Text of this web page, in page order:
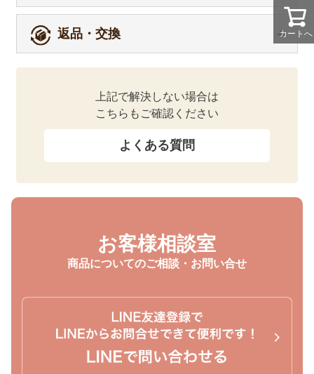
カートへ
返品・交換
上記で解決しない場合は
こちらもご確認ください
よくある質問
お客様相談室
商品についてのご相談・お問い合せ